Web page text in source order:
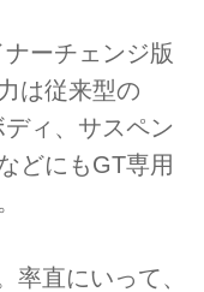
ーチェンジ版
は従来型の
ィ、サスペン
どにもGT専用
率直にいって、